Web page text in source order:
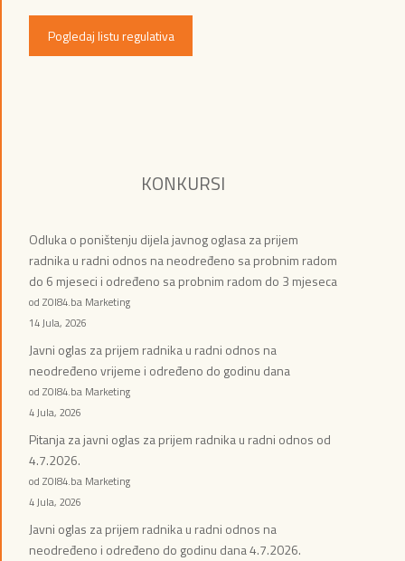
Pogledaj listu regulativa
KONKURSI
Odluka o poništenju dijela javnog oglasa za prijem
radnika u radni odnos na neodređeno sa probnim radom
do 6 mjeseci i određeno sa probnim radom do 3 mjeseca
od ZOI84.ba Marketing
14 Jula, 2026
Javni oglas za prijem radnika u radni odnos na
neodređeno vrijeme i određeno do godinu dana
od ZOI84.ba Marketing
4 Jula, 2026
Pitanja za javni oglas za prijem radnika u radni odnos od
4.7.2026.
od ZOI84.ba Marketing
4 Jula, 2026
Javni oglas za prijem radnika u radni odnos na
neodređeno i određeno do godinu dana 4.7.2026.